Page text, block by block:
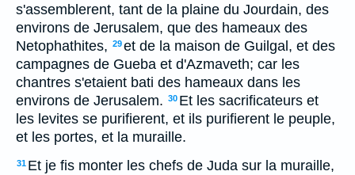
s'assemblerent, tant de la plaine du Jourdain, des
environs de Jerusalem, que des hameaux des
Netophathites, 29et de la maison de Guilgal, et des
campagnes de Gueba et d'Azmaveth; car les
chantres s'etaient bati des hameaux dans les
environs de Jerusalem. 30 Et les sacrificateurs et
les levites se purifierent, et ils purifierent le peuple,
et les portes, et la muraille.
31 Et je fis monter les chefs de Juda sur la muraille,